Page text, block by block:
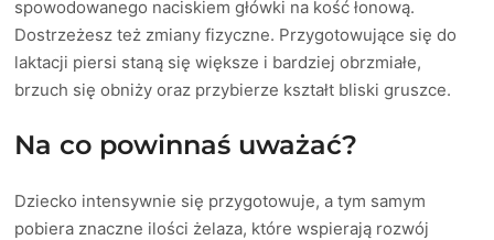
spowodowanego naciskiem główki na kość łonową.
Dostrzeżesz też zmiany fizyczne. Przygotowujące się do
laktacji piersi staną się większe i bardziej obrzmiałe,
brzuch się obniży oraz przybierze kształt bliski gruszce.
Na co powinnaś uważać?
Dziecko intensywnie się przygotowuje, a tym samym
pobiera znaczne ilości żelaza, które wspierają rozwój